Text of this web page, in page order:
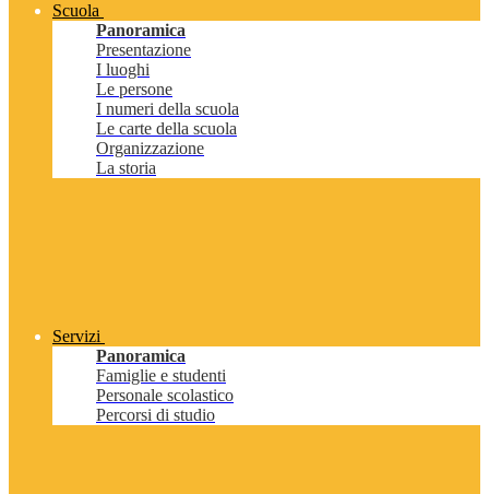
Scuola
Panoramica
Presentazione
I luoghi
Le persone
I numeri della scuola
Le carte della scuola
Organizzazione
La storia
Servizi
Panoramica
Famiglie e studenti
Personale scolastico
Percorsi di studio